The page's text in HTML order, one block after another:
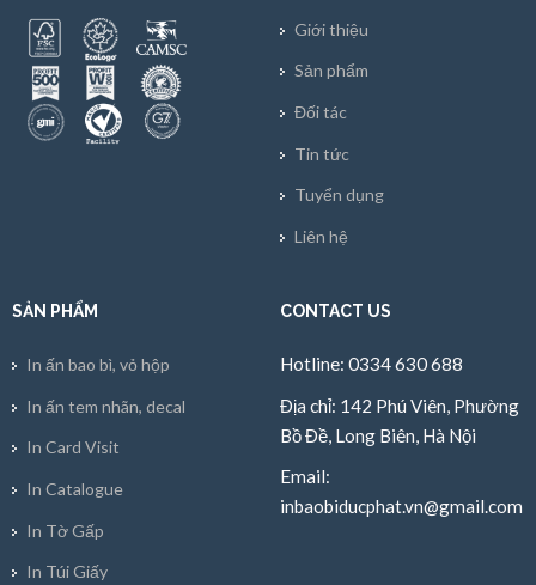
Giới thiệu
Sản phẩm
Đối tác
Tin tức
Tuyển dụng
Liên hệ
SẢN PHẨM
In ấn bao bì, vỏ hộp
In ấn tem nhãn, decal
In Card Visit
In Catalogue
In Tờ Gấp
In Túi Giấy
CONTACT US
Hotline: 0334 630 688
Địa chỉ: 142 Phú Viên, Phường
Bồ Đề, Long Biên, Hà Nội
Email:
inbaobiducphat.vn@gmail.com